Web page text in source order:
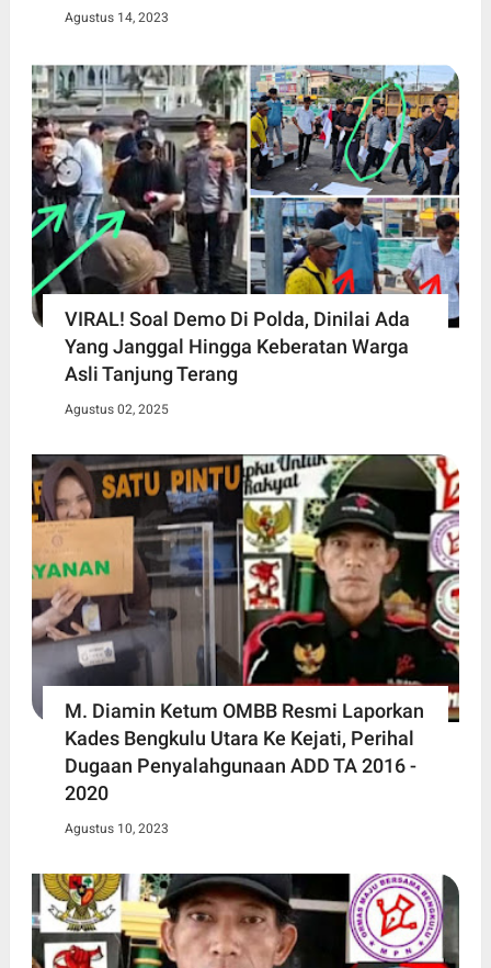
Agustus 14, 2023
VIRAL! Soal Demo Di Polda, Dinilai Ada
Yang Janggal Hingga Keberatan Warga
Asli Tanjung Terang
Agustus 02, 2025
M. Diamin Ketum OMBB Resmi Laporkan
Kades Bengkulu Utara Ke Kejati, Perihal
Dugaan Penyalahgunaan ADD TA 2016 -
2020
Agustus 10, 2023